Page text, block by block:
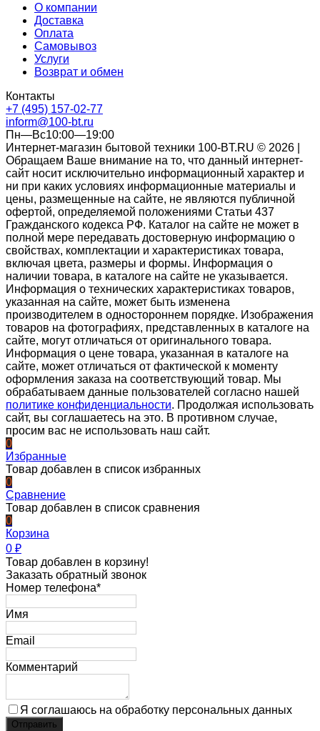
О компании
Доставка
Оплата
Самовывоз
Услуги
Возврат и обмен
Контакты
+7 (495) 157-02-77
inform@100-bt.ru
Пн—Вс10:00—19:00
Интернет-магазин бытовой техники 100-BT.RU © 2026 |
Обращаем Ваше внимание на то, что данный интернет-
сайт носит исключительно информационный характер и
ни при каких условиях информационные материалы и
цены, размещенные на сайте, не являются публичной
офертой, определяемой положениями Статьи 437
Гражданского кодекса РФ. Каталог на сайте не может в
полной мере передавать достоверную информацию о
свойствах, комплектации и характеристиках товара,
включая цвета, размеры и формы. Информация о
наличии товара, в каталоге на сайте не указывается.
Информация о технических характеристиках товаров,
указанная на сайте, может быть изменена
производителем в одностороннем порядке. Изображения
товаров на фотографиях, представленных в каталоге на
сайте, могут отличаться от оригинального товара.
Информация о цене товара, указанная в каталоге на
сайте, может отличаться от фактической к моменту
оформления заказа на соответствующий товар. Мы
обрабатываем данные пользователей согласно нашей
политике конфиденциальности. Продолжая использовать
сайт, вы соглашаетесь на это. В противном случае,
просим вас не использовать наш сайт.
0
Избранные
Товар добавлен в список избранных
0
Сравнение
Товар добавлен в список сравнения
0
Корзина
0 ₽
Товар добавлен в корзину!
Заказать обратный звонок
Номер телефона*
Имя
Email
Комментарий
Я соглашаюсь на обработку персональных данных